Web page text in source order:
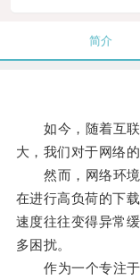
简介
如今，随着互联
大，我们对于网络
然而，网络环境
在进行高负荷的下
速度往往变得异常
多困扰。
作为一个专注于